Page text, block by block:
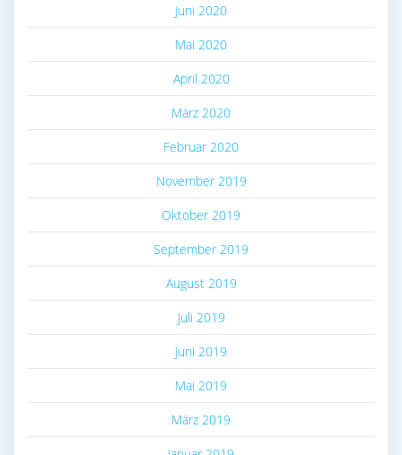
Juni 2020
Mai 2020
April 2020
März 2020
Februar 2020
November 2019
Oktober 2019
September 2019
August 2019
Juli 2019
Juni 2019
Mai 2019
März 2019